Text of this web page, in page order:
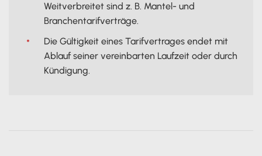
Weitverbreitet sind z. B. Mantel- und
Branchentarifverträge.
Die Gültigkeit eines Tarifvertrages endet mit
Ablauf seiner vereinbarten Laufzeit oder durch
Kündigung.